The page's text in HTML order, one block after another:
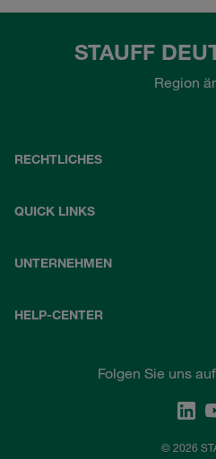
STAUFF
Region
RECHTLICHES
QUICK LINKS
UNTERNEHMEN
HELP-CENTER
Folgen Sie uns
© 2026